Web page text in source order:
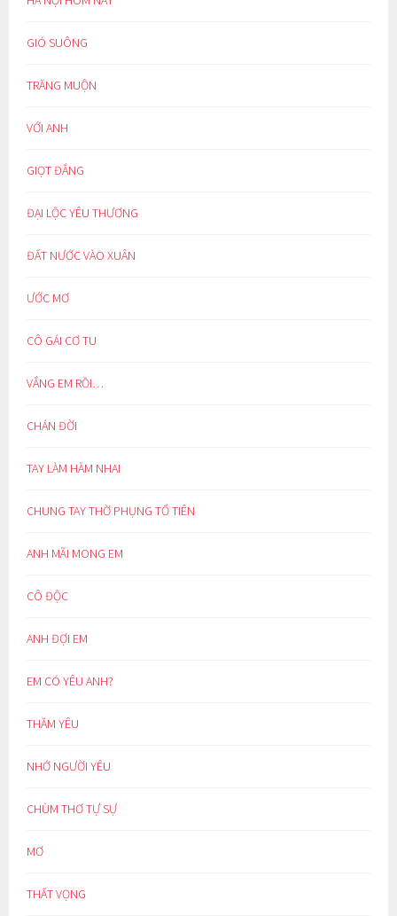
GIÓ SUÔNG
TRĂNG MUỘN
VỚI ANH
GIỌT ĐẮNG
ĐẠI LỘC YÊU THƯƠNG
ĐẤT NƯỚC VÀO XUÂN
ƯỚC MƠ
CÔ GÁI CƠ TU
VẮNG EM RỒI…
CHÁN ĐỜI
TAY LÀM HÀM NHAI
CHUNG TAY THỜ PHỤNG TỔ TIÊN
ANH MÃI MONG EM
CÔ ĐỘC
ANH ĐỢI EM
EM CÓ YÊU ANH?
THẦM YÊU
NHỚ NGƯỜI YÊU
CHÙM THƠ TỰ SỰ
MƠ
THẤT VỌNG